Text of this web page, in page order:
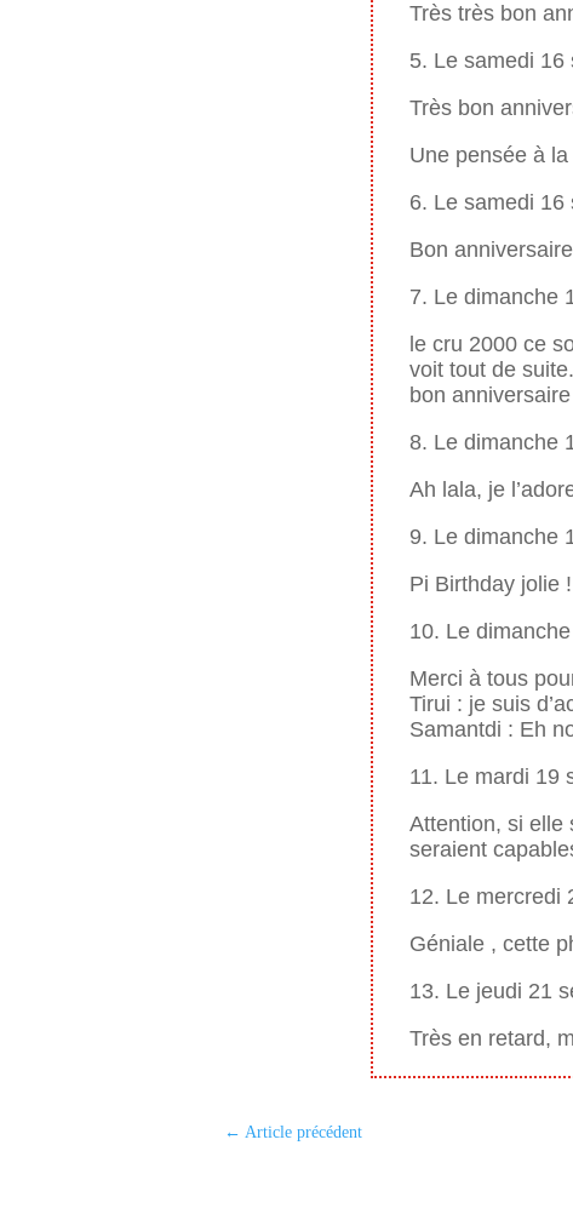
Très très bon
5. Le samedi 16
Très bon
Une pensée à
6. Le samedi 16
Bon
7. Le dimanche
le cru 2000 ce
voit tout de
bon
8. Le dimanche
Ah lala, je
9. Le dimanche
Pi Birthday jolie !
10. Le
Merci à tous
Tirui : je suis
Samantdi : Eh
11. Le mardi 19
Attention, si elle
seraient
12. Le mercredi
Géniale , cette
13. Le jeudi 21
Très en retard,
← Article précédent